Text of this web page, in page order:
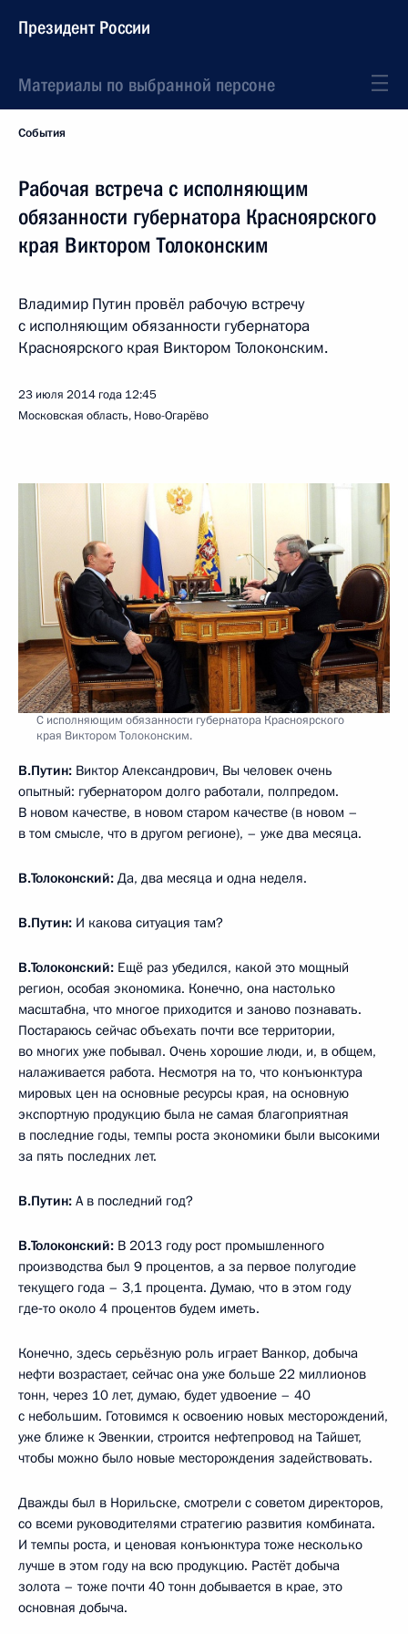
Президент России
Материалы по выбранной персоне
События
Рабочая встреча с исполняющим
обязанности губернатора Красноярского
края Виктором Толоконским
Владимир Путин провёл рабочую встречу
с исполняющим обязанности губернатора
Красноярского края Виктором Толоконским.
23 июля 2014 года 12:45
Московская область, Ново-Огарёво
С исполняющим обязанности губернатора Красноярского
края Виктором Толоконским.
В.Путин: Виктор Александрович, Вы человек очень
опытный: губернатором долго работали, полпредом.
В новом качестве, в новом старом качестве (в новом –
в том смысле, что в другом регионе), – уже два месяца.
В.Толоконский: Да, два месяца и одна неделя.
В.Путин: И какова ситуация там?
В.Толоконский: Ещё раз убедился, какой это мощный
регион, особая экономика. Конечно, она настолько
масштабна, что многое приходится и заново познавать.
Постараюсь сейчас объехать почти все территории,
во многих уже побывал. Очень хорошие люди, и, в общем,
налаживается работа. Несмотря на то, что конъюнктура
мировых цен на основные ресурсы края, на основную
экспортную продукцию была не самая благоприятная
в последние годы, темпы роста экономики были высокими
за пять последних лет.
В.Путин: А в последний год?
В.Толоконский: В 2013 году рост промышленного
производства был 9 процентов, а за первое полугодие
текущего года – 3,1 процента. Думаю, что в этом году
где‑то около 4 процентов будем иметь.
Конечно, здесь серьёзную роль играет Ванкор, добыча
нефти возрастает, сейчас она уже больше 22 миллионов
тонн, через 10 лет, думаю, будет удвоение – 40
с небольшим. Готовимся к освоению новых месторождений,
уже ближе к Эвенкии, строится нефтепровод на Тайшет,
чтобы можно было новые месторождения задействовать.
Дважды был в Норильске, смотрели с советом директоров,
со всеми руководителями стратегию развития комбината.
И темпы роста, и ценовая конъюнктура тоже несколько
лучше в этом году на всю продукцию. Растёт добыча
золота – тоже почти 40 тонн добывается в крае, это
основная добыча.